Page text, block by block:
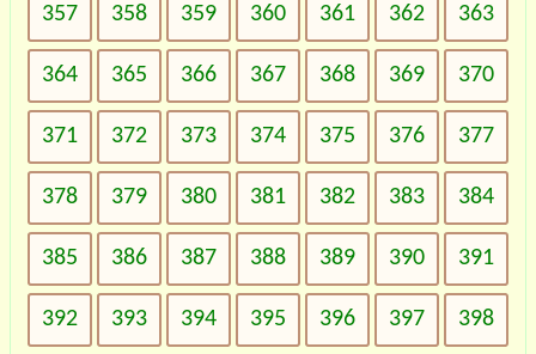
357 358 359 360 361 362 363
364 365 366 367 368 369 370
371 372 373 374 375 376 377
378 379 380 381 382 383 384
385 386 387 388 389 390 391
392 393 394 395 396 397 398